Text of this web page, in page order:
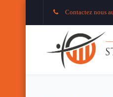
Contactez nous